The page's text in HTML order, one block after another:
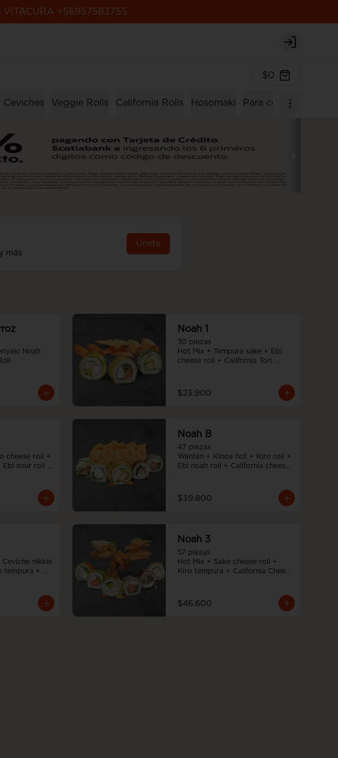
+56957583755
Login
$0
Ceviches Veggie Rolls California Rolls Hosomaki Para compartir
más
Únete
Noah
Noah 1
30 piezas
Hot Mix + Tempura sake + Ebi
cheese roll + California Tori
$23.900
cheese roll +
Ebi sour roll +
Noah B
47 piezas
Wantán + Kinoa hot + Kiro roll +
Ebi noah roll + California cheese
$39.800
nikkei
tempura +
Noah 3
57 piezas
Hot Mix + Sake cheese roll +
Kiro tempura + California Cheese
$46.600